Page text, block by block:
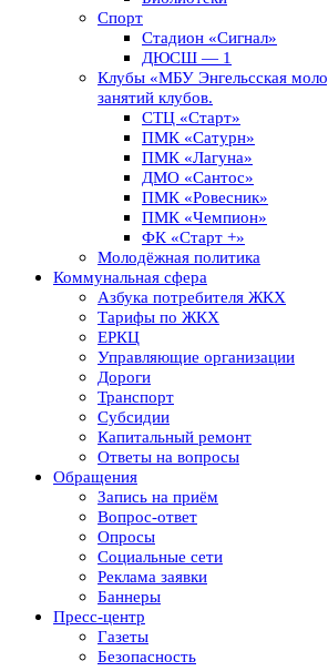
Спорт
Стадион «Сигнал»
ДЮСШ — 1
Клубы «МБУ Энгельсская
занятий клубов.
СТЦ «Старт»
ПМК «Сатурн»
ПМК «Лагуна»
ДМО «Сантос»
ПМК «Ровесник»
ПМК «Чемпион»
ФК «Старт +»
Молодёжная политика
Коммунальная сфера
Азбука потребителя ЖКХ
Тарифы по ЖКХ
ЕРКЦ
Управляющие организации
Дороги
Транспорт
Субсидии
Капитальный ремонт
Ответы на вопросы
Обращения
Запись на приём
Вопрос-ответ
Опросы
Социальные сети
Реклама заявки
Баннеры
Пресс-центр
Газеты
Безопасность